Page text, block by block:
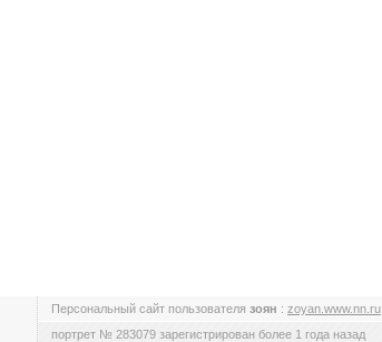
Персональный сайт пользователя зоян : zoyan.www.nn.ru
портрет № 283079 зарегистрирован более 1 года назад